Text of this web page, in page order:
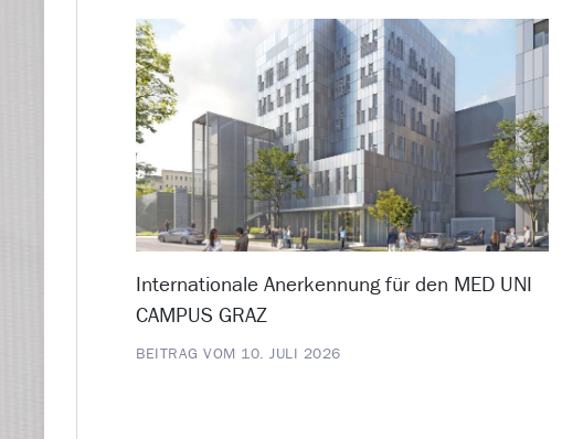
Internationale Anerkennung für den MED UNI
CAMPUS GRAZ
BEITRAG VOM 10. JULI 2026